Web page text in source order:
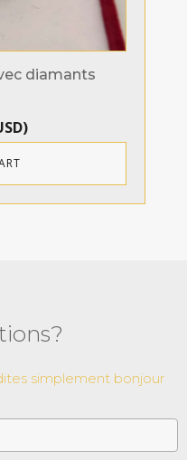
diamants
)
simplement bonjour